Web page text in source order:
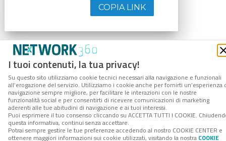
I tuoi contenuti, la tua privacy!
Su questo sito utilizziamo cookie tecnici necessari alla navigazione e funzionali
all’erogazione del servizio. Utilizziamo i cookie anche per fornirti un’esperienza
navigazione sempre migliore, per facilitare le interazioni con le nostre
funzionalità social e per consentirti di ricevere comunicazioni di marketing
aderenti alle tue abitudini di navigazione e ai tuoi interessi.
Puoi esprimere il tuo consenso cliccando su ACCETTA TUTTI I COOKIE.
questa informativa, continui senza accettare.
Potrai sempre gestire le tue preferenze accedendo al nostro COOKIE CENTER e
ottenere maggiori informazioni sui cookie utilizzati, visitando la nostra COOKIE
COPIA LINK